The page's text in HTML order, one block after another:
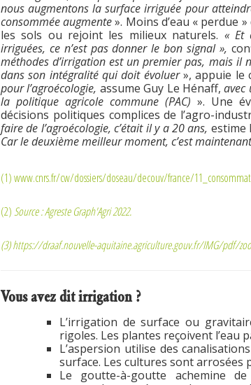
nous augmentons la surface irriguée pour
consommée augmente». Moins d’eau « perdue
les sols ou rejoint les milieux naturels. « Et
irriguées, ce n’est pas donner le bon signal »,
méthodes d’irrigation est un premier pas, mais il
dans son intégralité qui doit évoluer», appuie le
pour l’agroécologie, assume Guy Le Hénaff, avec
la politique agricole commune (PAC)». Une
décisions politiques complices de l’agro-
faire de l’agroécologie, c’était il y a 20 ans, estime
Car le deuxième meilleur moment, c’est
(1)www.cnrs.fr/cw/dossiers/doseau/decouv/france/
(2)Source : Agreste Graph'Agri 2022.
(3)https://draaf.nouvelle-aquitaine.agriculture.gouv.fr/IMG/pdf/
Vous avez dit irrigation ?
L’irrigation de surface ou
rigoles. Les plantes reçoivent l’eau
L’aspersion utilise des
surface. Les cultures sont arrosées
Le goutte-à-goutte achemine